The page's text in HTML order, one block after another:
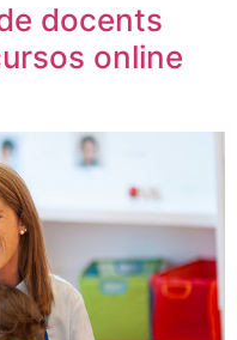
docents
online